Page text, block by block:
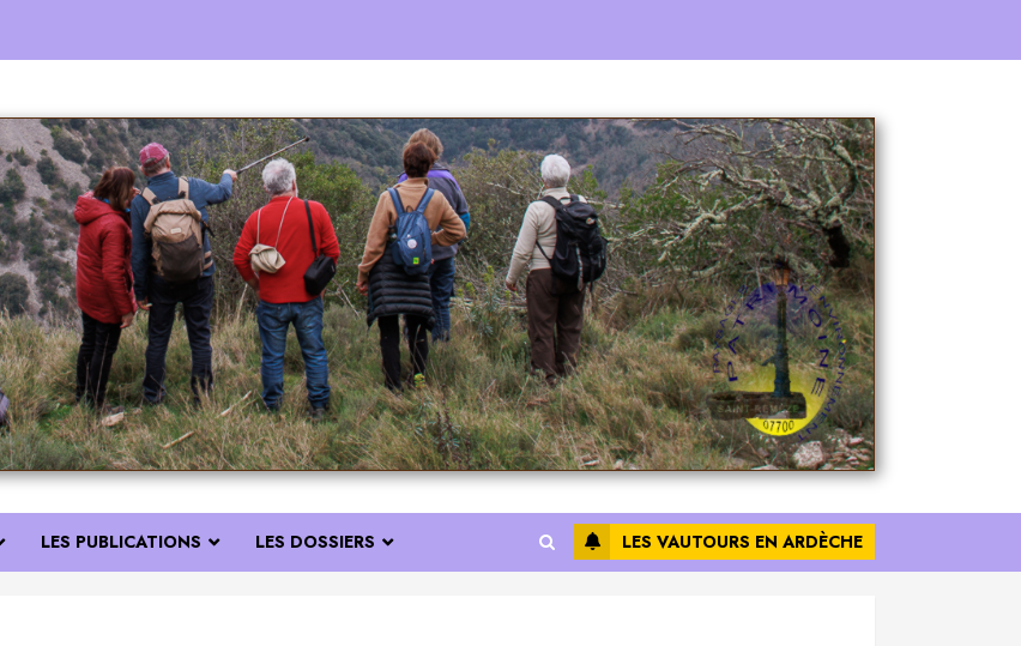
LES PUBLICATIONS LES DOSSIERS LES VAUTOURS EN ARDÈCHE